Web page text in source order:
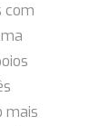
com
mais